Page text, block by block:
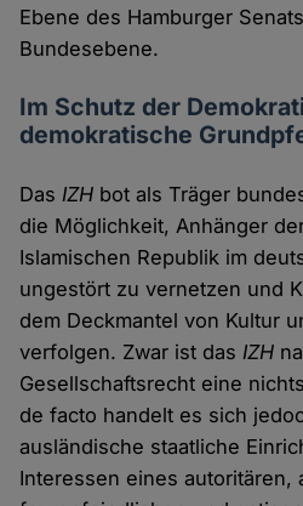
Ebene des Hamburger
Bundesebene.
Im Schutz der
demokratische
DasIZH bot als Träger
die Möglichkeit, Anhänger
Islamischen Republik im
ungestört zu vernetzen und
dem Deckmantel von Kultur
verfolgen. Zwar ist dasIZH
Gesellschaftsrecht eine
de facto handelt es sich
ausländische staatliche
Interessen eines autoritären,